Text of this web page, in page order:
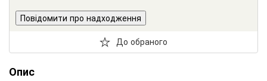
Повідомити про надходження
До обраного
Опис